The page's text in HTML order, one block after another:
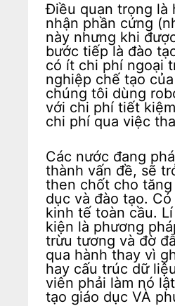
Điều quan trọng là
nhận phần cứng
này nhưng khi
bước tiếp là đào
có ít chi phí ngoại
nghiệp chế tạo
chúng tôi dùng
với chi phí tiết
chi phí qua việc
Các nước đang
thành vấn đề, sẽ
then chốt cho
dục và đào tạo.
kinh tế toàn cầu.
kiện là phương
trừu tương và đờ
qua hành thay vì
hay cấu trúc dữ
viên phải làm nó
tạo giáo dục VÀ